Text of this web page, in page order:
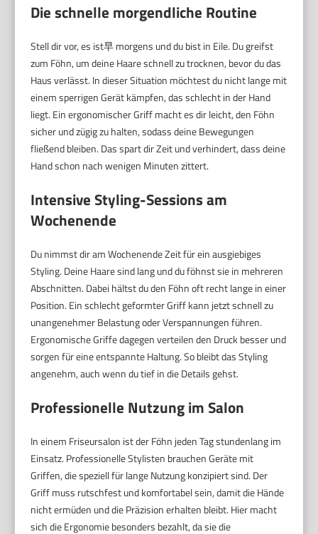
Die schnelle morgendliche Routine
Stell dir vor, es ist早 morgens und du bist in Eile. Du greifst
zum Föhn, um deine Haare schnell zu trocknen, bevor du das
Haus verlässt. In dieser Situation möchtest du nicht lange mit
einem sperrigen Gerät kämpfen, das schlecht in der Hand
liegt. Ein ergonomischer Griff macht es dir leicht, den Föhn
sicher und zügig zu halten, sodass deine Bewegungen
fließend bleiben. Das spart dir Zeit und verhindert, dass deine
Hand schon nach wenigen Minuten zittert.
Intensive Styling-Sessions am
Wochenende
Du nimmst dir am Wochenende Zeit für ein ausgiebiges
Styling. Deine Haare sind lang und du föhnst sie in mehreren
Abschnitten. Dabei hältst du den Föhn oft recht lange in einer
Position. Ein schlecht geformter Griff kann jetzt schnell zu
unangenehmer Belastung oder Verspannungen führen.
Ergonomische Griffe dagegen verteilen den Druck besser und
sorgen für eine entspannte Haltung. So bleibt das Styling
angenehm, auch wenn du tief in die Details gehst.
Professionelle Nutzung im Salon
In einem Friseursalon ist der Föhn jeden Tag stundenlang im
Einsatz. Professionelle Stylisten brauchen Geräte mit
Griffen, die speziell für lange Nutzung konzipiert sind. Der
Griff muss rutschfest und komfortabel sein, damit die Hände
nicht ermüden und die Präzision erhalten bleibt. Hier macht
sich die Ergonomie besonders bezahlt, da sie die